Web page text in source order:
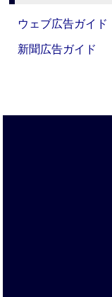
ウェブ広告ガイド
新聞広告ガイド